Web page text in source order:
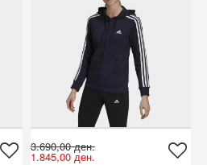
3.690,00 ден.
1.845,00 ден.